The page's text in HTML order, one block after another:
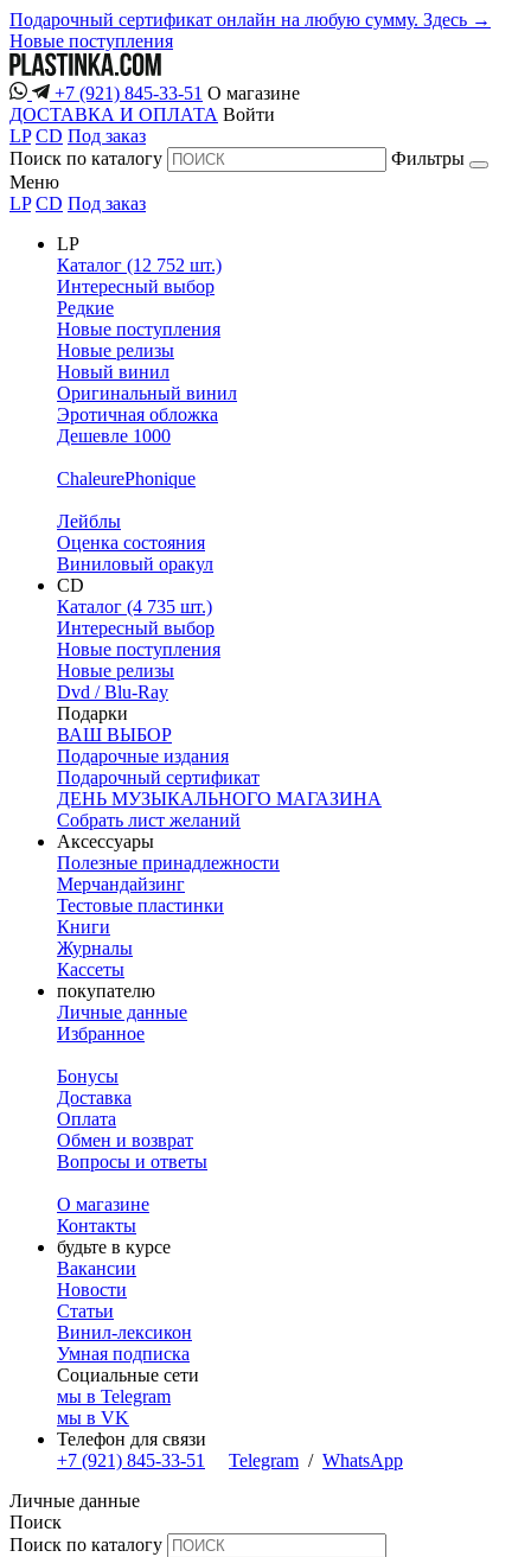
Подарочный сертификат онлайн на любую сумму. Здесь →
Новые поступления
+7 (921) 845-33-51 О магазине
ДОСТАВКА И ОПЛАТА Войти
LP CD Под заказ
Поиск по каталогу
Фильтры
Меню
LP CD Под заказ
LP
Каталог (12 752 шт.)
Интересный выбор
Редкие
Новые поступления
Новые релизы
Новый винил
Оригинальный винил
Эротичная обложка
Дешевле 1000
ChaleurePhonique
Лейблы
Оценка состояния
Виниловый оракул
CD
Каталог (4 735 шт.)
Интересный выбор
Новые поступления
Новые релизы
Dvd / Blu-Ray
Подарки
ВАШ ВЫБОР
Подарочные издания
Подарочный сертификат
ДЕНЬ МУЗЫКАЛЬНОГО МАГАЗИНА
Собрать лист желаний
Аксессуары
Полезные принадлежности
Мерчандайзинг
Тестовые пластинки
Книги
Журналы
Кассеты
покупателю
Личные данные
Избранное
Бонусы
Доставка
Оплата
Обмен и возврат
Вопросы и ответы
О магазине
Контакты
будьте в курсе
Вакансии
Новости
Статьи
Винил-лексикон
Умная подписка
Социальные сети
мы в Telegram
мы в VK
Телефон для связи
+7 (921) 845-33-51
Telegram / WhatsApp
Личные данные
Поиск
Поиск по каталогу